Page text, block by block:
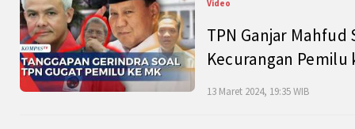
Video
TPN Ganjar Mahfud
Kecurangan Pemilu
13 Maret 2024, 19:35 WIB